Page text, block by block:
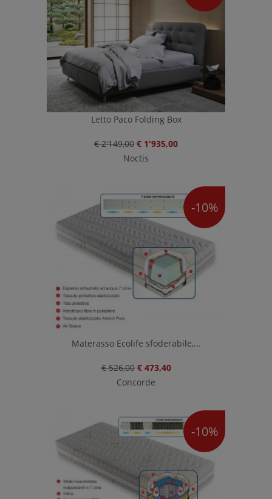
Letto Paco Folding Box
€ 2'149,00 € 1'935,00
Noctis
-10%
Materasso Ecolife sfoderabile,...
€ 526,00 € 473,40
Concorde
-10%